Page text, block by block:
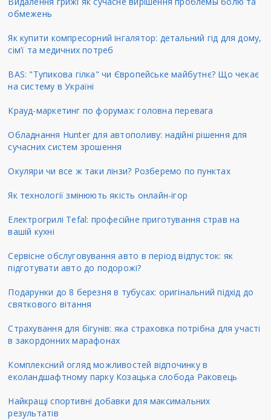
обмежень
Як купити компресорний інгалятор: детальний гід для дому,
сім’ї та медичних потреб
BAS: "Тупикова гілка" чи Європейське майбутнє? Що чекає
на систему в Україні
Крауд-маркетинг по форумах: головна перевага
Обладнання Hunter для автополиву: надійні рішення для
сучасних систем зрошення
Окуляри чи все ж таки лінзи? Розберемо по пунктах
Як технології змінюють якість онлайн-ігор
Електрогрилі Tefal: професійне приготування страв на
вашій кухні
Сервісне обслуговування авто в період відпусток: як
підготувати авто до подорожі?
Подарунки до 8 березня в тубусах: оригінальний підхід до
святкового вітання
Страхування для бігунів: яка страховка потрібна для участі
в закордонних марафонах
Комплексний огляд можливостей відпочинку в
еколандшафтному парку Козацька слобода Раковець
Найкращі спортивні добавки для максимальних
результатів